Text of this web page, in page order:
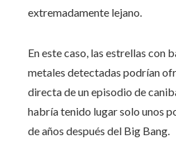
extremadamente lejano.
En este caso, las estrellas con
metales detectadas podrían
directa de un episodio de
habría tenido lugar solo unos
de años después del Big Bang.